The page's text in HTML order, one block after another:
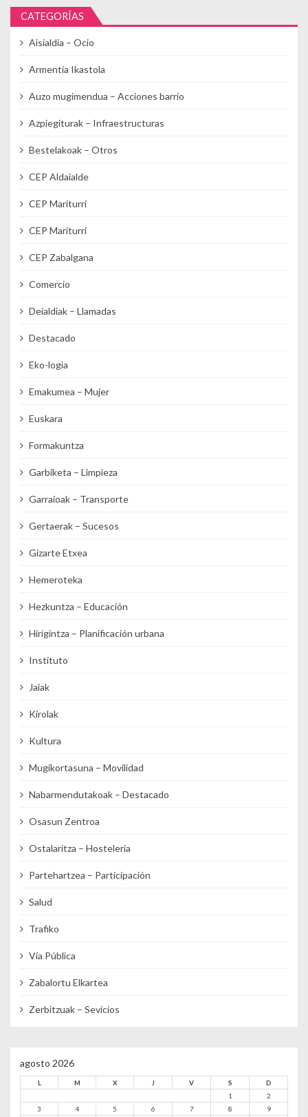
CATEGORÍAS
Aisialdia – Ocio
Armentia Ikastola
Auzo mugimendua – Acciones barrio
Azpiegiturak – Infraestructuras
Bestelakoak – Otros
CEP Aldaialde
CEP Mariturri
CEP Mariturri
CEP Zabalgana
Comercio
Deialdiak – Llamadas
Destacado
Eko-logia
Emakumea – Mujer
Euskara
Formakuntza
Garbiketa – Limpieza
Garraioak – Transporte
Gertaerak – Sucesos
Gizarte Etxea
Hemeroteka
Hezkuntza – Educación
Hirigintza – Planificación urbana
Instituto
Jaiak
Kirolak
Kultura
Mugikortasuna – Movilidad
Nabarmendutakoak – Destacado
Osasun Zentroa
Ostalaritza – Hostelería
Partehartzea – Participación
Salud
Trafiko
Vía Pública
Zabalortu Elkartea
Zerbitzuak – Sevicios
agosto 2026
L M X J V S
D
1
2
3
4 5 6 7 8 9